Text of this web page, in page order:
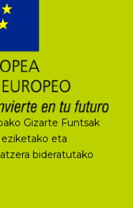
Gizarte Funtsak
eta
bideratutako